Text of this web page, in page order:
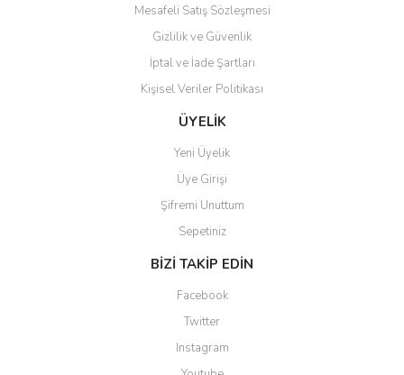
Gönder
Mesafeli Satış Sözleşmesi
Gizlilik ve Güvenlik
İptal ve İade Şartları
Kişisel Veriler Politikası
ÜYELİK
Yeni Üyelik
Üye Girişi
Şifremi Unuttum
Sepetiniz
BİZİ TAKİP EDİN
Facebook
Twitter
Instagram